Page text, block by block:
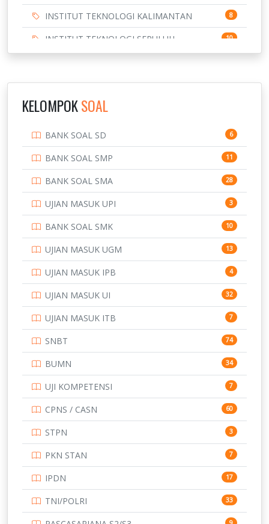
INSTITUT TEKNOLOGI KALIMANTAN 8
INSTITUT TEKNOLOGI SEPULUH
NOVEMBER
10
3
169
7
PTDI STTD 4
133
SMA 146
SMK 231
SMP 134
STIP 2
153
345
UNIVERSITAS AIRLANGGA 15
16
15
15
14
14
KELOMPOKSOAL
BANK SOAL SD 6
BANK SOAL SMP 11
BANK SOAL SMA 28
UJIAN MASUK UPI 3
BANK SOAL SMK 10
UJIAN MASUK UGM 13
UJIAN MASUK IPB 4
UJIAN MASUK UI 32
UJIAN MASUK ITB 7
SNBT 74
BUMN 34
UJI KOMPETENSI 7
CPNS / CASN 60
STPN 3
PKN STAN 7
IPDN 17
TNI/POLRI 33